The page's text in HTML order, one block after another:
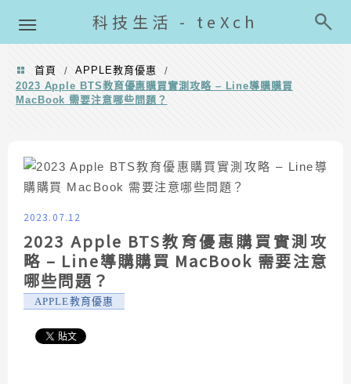
科技生活 - teXch
首頁 / APPLE教育優惠
/
2023 Apple BTS教育優惠購買實測攻略 – Line導購購買
MacBook 需要注意哪些問題？
2023.07.12
2023 Apple BTS教育優惠購買實測攻
略 – Line導購購買 MacBook 需要注意
哪些問題？
APPLE教育優惠